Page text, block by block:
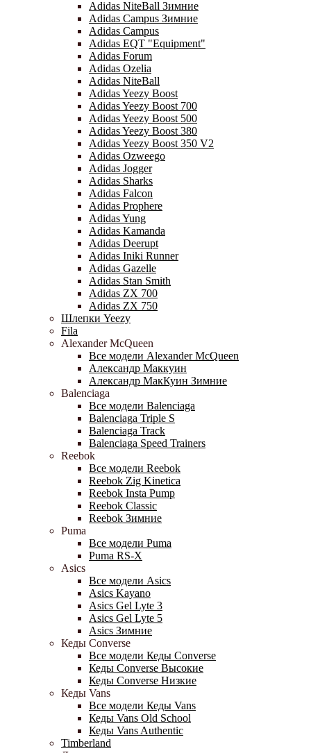
Adidas NiteBall Зимние
Adidas Campus Зимние
Adidas Campus
Adidas EQT "Equipment"
Adidas Forum
Adidas Ozelia
Adidas NiteBall
Adidas Yeezy Boost
Adidas Yeezy Boost 700
Adidas Yeezy Boost 500
Adidas Yeezy Boost 380
Adidas Yeezy Boost 350 V2
Adidas Ozweego
Adidas Jogger
Adidas Sharks
Adidas Falcon
Adidas Prophere
Adidas Yung
Adidas Kamanda
Adidas Deerupt
Adidas Iniki Runner
Adidas Gazelle
Adidas Stan Smith
Adidas ZX 700
Adidas ZX 750
Шлепки Yeezy
Fila
Alexander McQueen
Все модели Alexander McQueen
Александр Маккуин
Александр МакКуин Зимние
Balenciaga
Все модели Balenciaga
Balenciaga Triple S
Balenciaga Track
Balenciaga Speed Trainers
Reebok
Все модели Reebok
Reebok Zig Kinetica
Reebok Insta Pump
Reebok Classic
Reebok Зимние
Puma
Все модели Puma
Puma RS-X
Asics
Все модели Asics
Asics Kayano
Asics Gel Lyte 3
Asics Gel Lyte 5
Asics Зимние
Кеды Converse
Все модели Кеды Converse
Кеды Converse Высокие
Кеды Converse Низкие
Кеды Vans
Все модели Кеды Vans
Кеды Vans Old School
Кеды Vans Authentic
Timberland